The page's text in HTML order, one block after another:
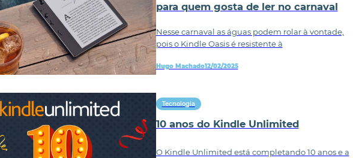
para quem gosta de ler no carnaval
Nesse carnaval as águas podem rolar à vontade,
pois o Kindle Oasis é resistente à
Hugo Machado12/02/2025
Tecnologia
10 anos do Kindle Unlimited
O Kindle Unlimited está completando 10 anos e a